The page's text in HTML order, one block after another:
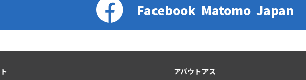
Facebook Matomo Japan
アバウトアス